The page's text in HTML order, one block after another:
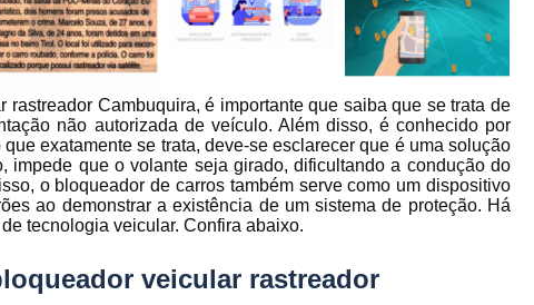
Controle de Manutenção de Frota de
Sistema de Fadiga
Empresa de
Empresa de Rastreadores de Veiculos
Empresa de Rastreamento de Moto
Empresa de Rastreamento por
Empresa Rastreadores
Empresa
Cambuquira, é importante que saiba que se trata de
não autorizada de veículo. Além disso, é conhecido por
exatamente se trata, deve-se esclarecer que é uma solução
impede que o volante seja girado, dificultando a condução do
o bloqueador de carros também serve como um dispositivo
ao demonstrar a existência de um sistema de proteção. Há
tecnologia veicular. Confira abaixo.
veicular rastreador